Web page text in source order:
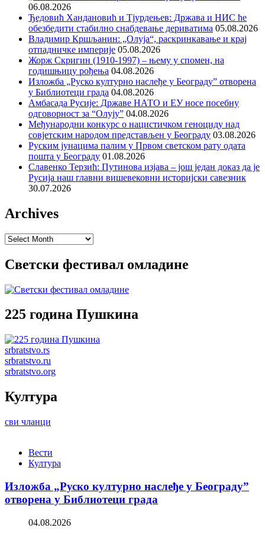
06.08.2026
Ђедовић Хандановић и Тјурдењев: Држава и НИС ће
обезбедити стабилно снабдевање дериватима 05.08.2026
Владимир Кршљанин: „Олуја“, раскринкавање и крај
отпадничке империје 05.08.2026
Жорж Скригин (1910-1997) – њему у спомен, на
годишњицу рођења 04.08.2026
Изложба „Руско културно наслеђе у Београду” отворена
у Библиотеци града 04.08.2026
Амбасада Русије: Државе НАТО и ЕУ носе посебну
одговорност за “Олују” 04.08.2026
Међународни конкурс о нацистичком геноциду над
совјетским народом представљен у Београду 03.08.2026
Руским јунацима палим у Првом светском рату одата
пошта у Београду 01.08.2026
Славенко Терзић: Путинова изјава – још један доказ да је
Русија наш главни вишевековни историјски савезник
30.07.2026
Archives
Archives
Светски фестивал омладине
225 година Пушкина
srbratstvo.rs
srbratstvo.ru
srbratstvo.org
Култура
сви чланци
Вести
Култура
Изложба „Руско културно наслеђе у Београду”
отворена у Библиотеци града
04.08.2026